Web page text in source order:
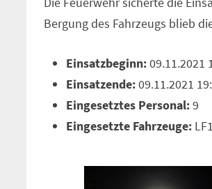
Bergung des Fahrzeugs blieb
Einsatzbeginn:09.11.2021
Einsatzende:09.11.2021
Eingesetztes Personal:9
Eingesetzte Fahrzeuge: